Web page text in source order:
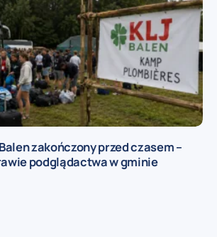
zakończony przed czasem –
podglądactwa w gminie